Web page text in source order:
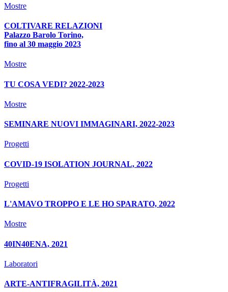
Mostre
COLTIVARE RELAZIONI
Palazzo Barolo Torino,
fino al 30 maggio 2023
Mostre
TU COSA VEDI? 2022-2023
Mostre
SEMINARE NUOVI IMMAGINARI, 2022-2023
Progetti
COVID-19 ISOLATION JOURNAL, 2022
Progetti
L'AMAVO TROPPO E LE HO SPARATO, 2022
Mostre
40IN40ENA, 2021
Laboratori
ARTE-ANTIFRAGILITÀ, 2021